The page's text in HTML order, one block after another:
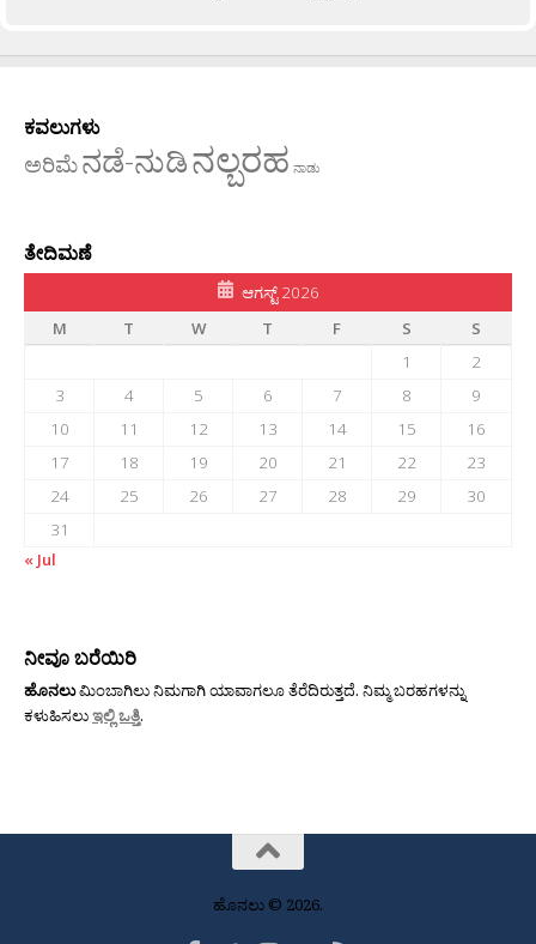
ಕವಲುಗಳು
ಅರಿಮೆನಡೆ-ನುಡಿನಲ್ಬರಹ ನಾಡು
ತೇದಿಮಣೆ
ಆಗಸ್ಟ್ 2026
M
T W T F S
S
1
2
3
4 5 6 7 8
9
10
11 12 13 14 15
16
17
18 19 20 21 22
23
24
25 26 27 28 29
30
31
« Jul
ನೀವೂ ಬರೆಯಿರಿ
ಹೊನಲುಮಿಂಬಾಗಿಲು ನಿಮಗಾಗಿ ಯಾವಾಗಲೂ ತೆರೆದಿರುತ್ತದೆ. ನಿಮ್ಮ ಬರಹಗಳನ್ನು
ಕಳುಹಿಸಲುಇಲ್ಲಿ ಒತ್ತಿ.
ಹೊನಲು © 2026.